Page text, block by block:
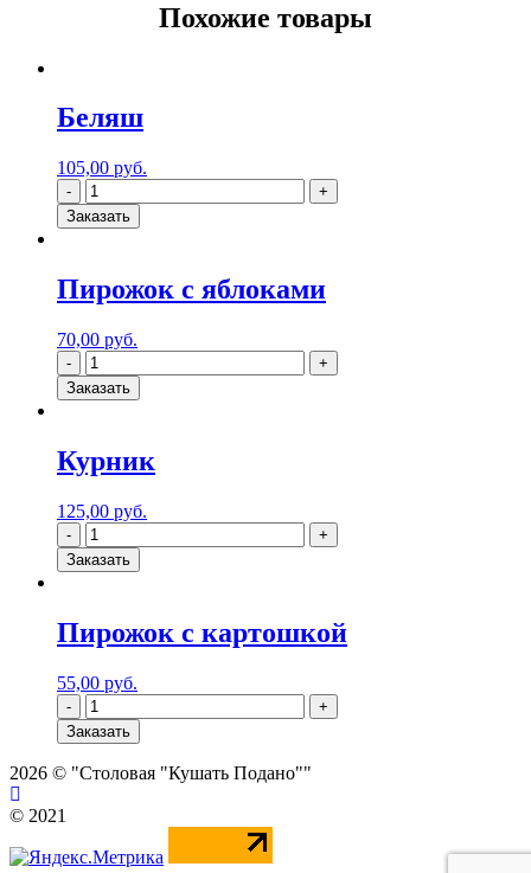
Похожие товары
Беляш
105,00 руб.
Заказать
Пирожок с яблоками
70,00 руб.
Заказать
Курник
125,00 руб.
Заказать
Пирожок с картошкой
55,00 руб.
Заказать
2026 © "Столовая "Кушать Подано""
© 2021